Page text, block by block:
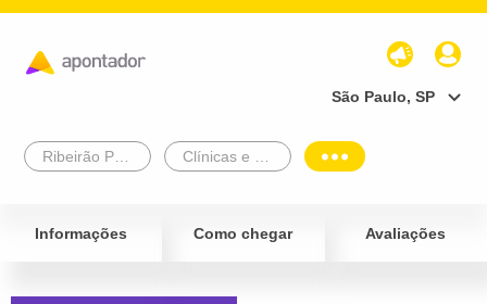
São Paulo, SP
Informações Como chegar Avaliações